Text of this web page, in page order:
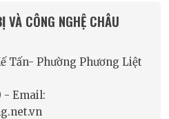
VÀ CÔNG NGHỆ CHÂU
Tấn- Phường Phương Liệt
- Email: